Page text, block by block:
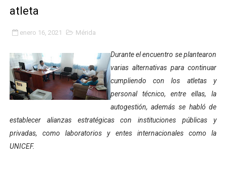
Encuentro estadal fortalece la coordinación de
Gobernador Arnaldo Sánchez apadrina a más de 993
Plan Quirúrgico Regional llega a Pueblo Llano con la
Iaanem graduó a bebés de Mérida en jornada de
atleta
enero 16, 2021 Mérida
Durante el encuentro se plantearon
varias alternativas para continuar
cumpliendo con los atletas y
personal técnico, entre ellas, la
autogestión, además se habló de
establecer alianzas estratégicas con instituciones públicas y
privadas, como laboratorios y entes internacionales como la
UNICEF.